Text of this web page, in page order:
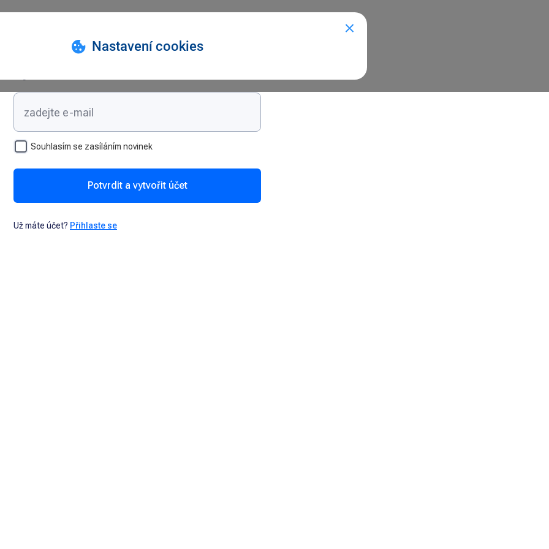
Souhlasím se zasíláním novinek
Potvrdit a vytvořit účet
Už máte účet? Přihlaste se